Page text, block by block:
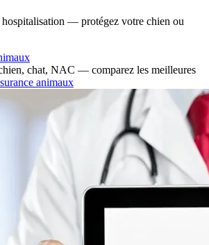
— protégez votre chien ou
chat, NAC — comparez les meilleures
animaux